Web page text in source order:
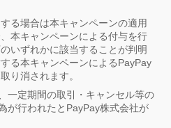
る場合は本キャンペーンの適用
本キャンペーンによる付与を行
いずれかに該当することが判明
る本キャンペーンによるPayPay
り消されます。
一定期間の取引・キャンセル等の
が行われたとPayPay株式会社が